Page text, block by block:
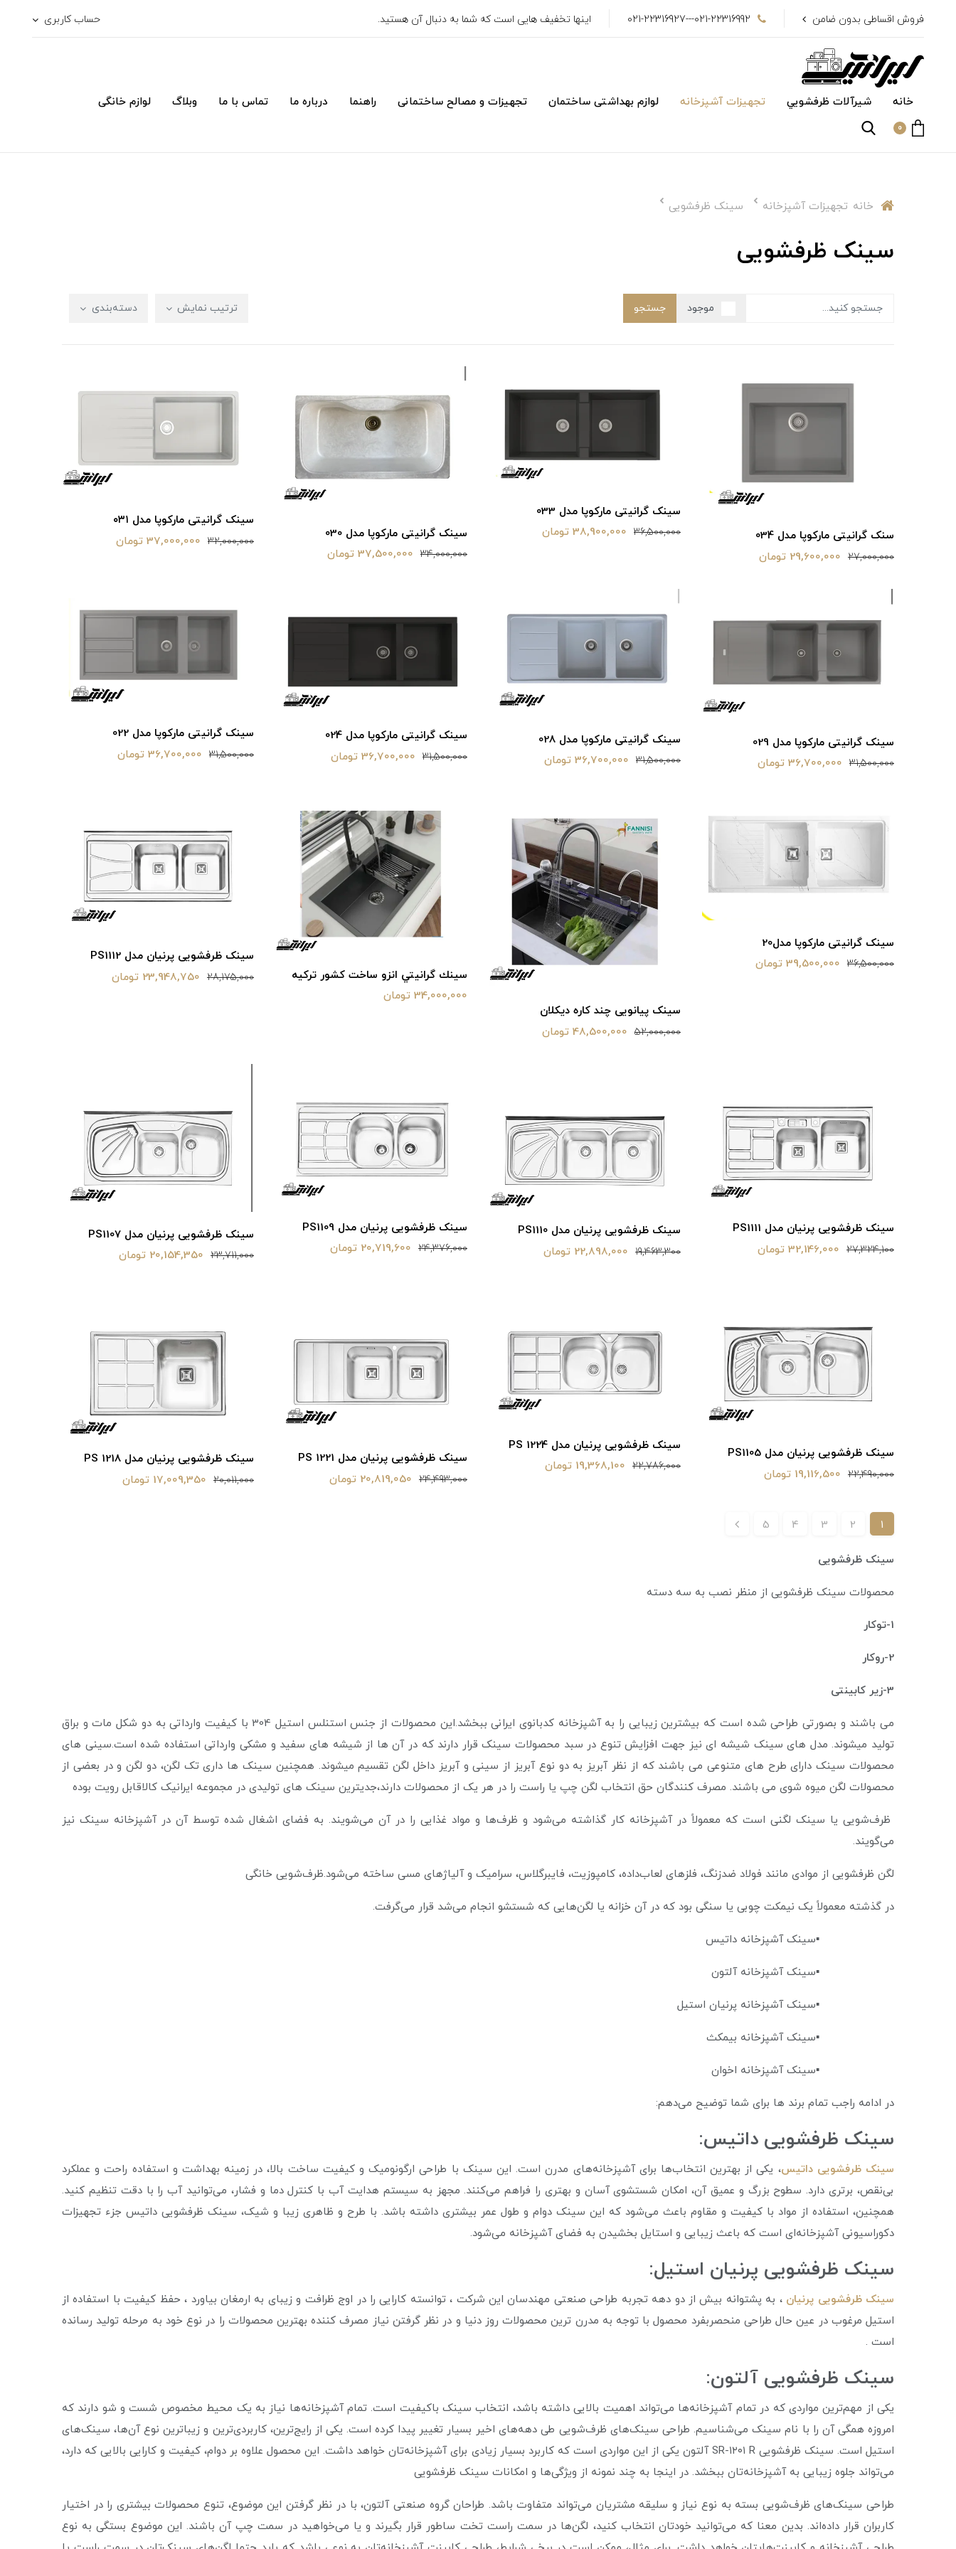
فروش اقساطی بدون ضامن 021-22316992---021-22316927 اینها تخفیف هایی است که شما به دنبال آن هستید. حساب کاربری
خانه شیرآلات ظرفشويي تجهیزات آشپزخانه لوازم بهداشتی ساختمان تجهیزات و مصالح ساختمانی راهنما درباره ما تماس با ما وبلاگ لوازم خانگی
0
خانه تجهیزات آشپزخانه سینک ظرفشویی
سینک ظرفشویی
موجود جستجو ترتیب نمایش دسته‌بندی
سنک گرانیتی مارکوپا مدل 034
27,000,000 29,600,000 تومان
سینک گرانیتی مارکوپا مدل 033
36,500,000 38,900,000 تومان سینک گرانیتی مارکوپا مدل 030
34,000,000 37,500,000 تومان
سینک گرانیتی مارکوپا مدل ۰۳۱
32,000,000 37,000,000 تومان
سینک گرانیتی مارکوپا مدل 029
31,500,000 36,700,000 تومان
سینک گرانیتی مارکوپا مدل 028
31,500,000 36,700,000 تومان
سینک گرانیتی مارکوپا مدل 024
31,500,000 36,700,000 تومان
سینک گرانیتی مارکوپا مدل 022
31,500,000 36,700,000 تومان
سینک گرانیتی مارکوپا مدل20
36,500,000 39,500,000 تومان
سینک پیانویی چند کاره دیکلان
52,000,000 48,500,000 تومان
سينك گرانيتي انزو ساخت كشور تركيه
34,000,000 تومان
سینک ظرفشویی پرنیان مدل PS1112
28,175,000 23,948,750 تومان
سینک ظرفشویی پرنیان مدل PS1111
27,324,100 32,146,000 تومان
سینک ظرفشویی پرنیان مدل PS1110
19,463,300 22,898,000 تومان
سینک ظرفشویی پرنیان مدل PS1109
24,376,000 20,719,600 تومان
سینک ظرفشویی پرنیان مدل PS1107
23,711,000 20,154,350 تومان
سینک ظرفشویی پرنیان مدل PS1105
22,490,000 19,116,500 تومان
سینک ظرفشویی پرنیان مدل PS 1224
22,786,000 19,368,100 تومان
سینک ظرفشویی پرنیان مدل PS 1221
24,493,000 20,819,050 تومان
سینک ظرفشویی پرنیان مدل PS 1218
20,011,000 17,009,350 تومان
1
2
3
4
5
سینک ظرفشویی
محصولات سینک ظرفشویی از منظر نصب به سه دسته
1-توکار
2-ر وکار
3-زیر کابینتی
می باشند و بصورتی طراحی شده است که بیشترین زیبایی را به آشپزخانه کدبانوی ایرانی ببخشد.این محصولات از جنس استنلس استیل 304 با کیفیت وارداتی به دو شکل مات و براق
تولید میشوند. مدل های سینک شیشه ای نیز جهت افزایش تنوع در سبد محصولات سینک قرار دارند که در آن ها از شیشه های سفید و مشکی وارداتی استفاده شده است.سینی های
محصولات سینک دارای طرح های متنوعی می باشند که از نظر آبریز به دو نوع آبریز از سینی و آبریز داخل لگن تقسیم میشوند. همچنین سینک ها داری تک لگن، دو لگن و در بعضی از
محصولات لگن میوه شوی می باشند. مصرف کنندگان حق انتخاب لگن چپ یا راست را در هر یک از محصولات دارند،جدیترین سینک های تولیدی در مجموعه ایرانیک کالاقابل رویت بوده
ظرف‌شویی یا سینک لگنی است که معمولاً در آشپزخانه کار گذاشته می‌شود و ظرف‌ها و مواد غذایی را در آن می‌شویند. به فضای اشغال شده توسط آن در آشپزخانه سینک نیز
می‌گویند.
لگن ظرفشویی از موادی مانند فولاد ضدزنگ، فلزهای لعاب‌داده، کامپوزیت، فایبرگلاس، سرامیک و آلیاژهای مسی ساخته می‌شود.ظرف‌شویی خانگی
در گذشته معمولاً یک نیمکت چوبی یا سنگی بود که در آن خزانه یا لگن‌هایی که شستشو انجام می‌شد قرار می‌گرفت.
▪️سینک آشپزخانه داتیس
▪️سینک آشپزخانه آلتون
▪️سینک آشپزخانه پرنیان استیل
▪️سینک آشپزخانه بیمکث
▪️سینک آشپزخانه اخوان
در ادامه راجب تمام برند ها برای شما توضیح می‌دهم:
سینک ظرفشویی داتیس:
سینک ظرفشویی داتیس، یکی از بهترین انتخاب‌ها برای آشپزخانه‌های مدرن است. این سینک با طراحی ارگونومیک و کیفیت ساخت بالا، در زمینه بهداشت و استفاده راحت و عملکرد
بی‌نقص، برتری دارد. سطوح بزرگ و عمیق آن، امکان شستشوی آسان و بهتری را فراهم می‌کنند. مجهز به سیستم هدایت آب با کنترل دما و فشار، می‌توانید آب را با دقت تنظیم کنید.
همچنین، استفاده از مواد با کیفیت و مقاوم باعث می‌شود که این سینک دوام و طول عمر بیشتری داشته باشد. با طرح و ظاهری زیبا و شیک، سینک ظرفشویی داتیس جزء تجهیزات
دکوراسیونی آشپزخانه‌ای است که باعث زیبایی و استایل بخشیدن به فضای آشپزخانه می‌شود.
سینک ظرفشویی پرنیان استیل:
سینک ظرفشویی پرنیان ، به پشتوانه بیش از دو دهه تجربه طراحی صنعتی مهندسان این شرکت ، توانسته کارایی را در اوج ظرافت و زیبای به ارمغان بیاورد ، حفظ کیفیت با استفاده از
استیل مرغوب در عین حال طراحی منحصربفرد محصول با توجه به مدرن ترین محصولات روز دنیا و در نظر گرفتن نیاز مصرف کننده بهترین محصولات را در نوع خود به مرحله تولید رسانده
است .
سینک ظرفشویی آلتون:
یکی از مهم‌ترین مواردی که در تمام آشپزخانه‌ها می‌تواند اهمیت بالایی داشته باشد، انتخاب سینک باکیفیت است. تمام آشپزخانه‌ها نیاز به یک محیط مخصوص شست و شو دارند که
امروزه همگی آن را با نام سینک می‌شناسیم. طراحی سینک‌های ظرف‌شویی طی دهه‌های اخیر بسیار تغییر پیدا کرده است. یکی از رایج‌ترین، کاربردی‌ترین و زیباترین نوع آن‌ها، سینک‌های
استیل است. سینک ظرفشویی SR-۱۲۰۱ R آلتون یکی از این مواردی است که کاربرد بسیار زیادی برای آشپزخانه‌تان خواهد داشت. این محصول علاوه بر دوام، کیفیت و کارایی بالایی که دارد،‌
می‌تواند جلوه زیبایی به آشپزخانه‌تان ببخشد. در اینجا به چند نمونه از ویژگی‌ها و امکانات سینک ظرفشویی
طراحی سینک‌های ظرف‌شویی بسته به نوع نیاز و سلیقه مشتریان می‌تواند متفاوت باشد. طراحان گروه صنعتی آلتون، با در نظر گرفتن این موضوع، تنوع محصولات بیشتری را در اختیار
کاربران قرار داده‌اند. بدین معنا که می‌توانید خودتان انتخاب کنید، لگن‌ها در سمت راست تخت ساطور قرار بگیرند و یا می‌خواهید در سمت چپ آن باشند. این موضوع بستگی به نوع